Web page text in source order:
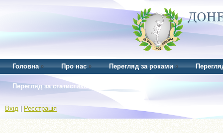
Головна Про нас Перегляд за роками
Перегляд за статистикою
Вхід Реєстрація